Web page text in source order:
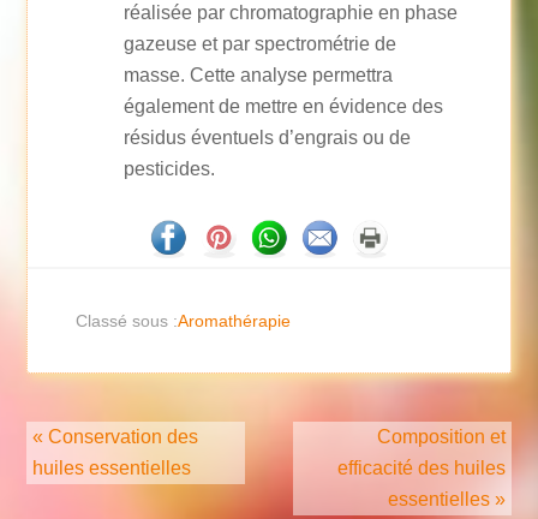
réalisée par chromatographie en phase
gazeuse et par spectrométrie de
masse. Cette analyse permettra
également de mettre en évidence des
résidus éventuels d’engrais ou de
pesticides.
Classé sous :Aromathérapie
« Conservation des
huiles essentielles
Composition et
efficacité des huiles
essentielles »